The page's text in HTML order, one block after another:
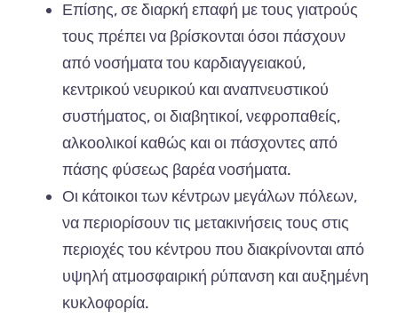
Επίσης, σε διαρκή επαφή με τους γιατρούς
τους πρέπει να βρίσκονται όσοι πάσχουν
από νοσήματα του καρδιαγγειακού,
κεντρικού νευρικού και αναπνευστικού
συστήματος, οι διαβητικοί, νεφροπαθείς,
αλκοολικοί καθώς και οι πάσχοντες από
πάσης φύσεως βαρέα νοσήματα.
Οι κάτοικοι των κέντρων μεγάλων πόλεων,
να περιορίσουν τις μετακινήσεις τους στις
περιοχές του κέντρου που διακρίνονται από
υψηλή ατμοσφαιρική ρύπανση και αυξημένη
κυκλοφορία.